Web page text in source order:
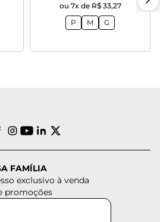
ou 7x de R$ 33,27
P
M G
FAMÍLIA
exclusivo à venda
promoções